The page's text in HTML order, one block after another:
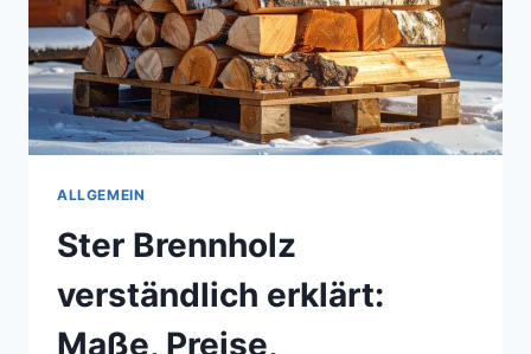
ALLGEMEIN
Ster Brennholz
verständlich erklärt:
Maße, Preise,